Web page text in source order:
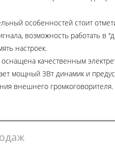
особенностей стоит
возможность работать в
настроек.
оснащена качественным
мощный 3Вт динамик и
внешнего громкоговорителя.